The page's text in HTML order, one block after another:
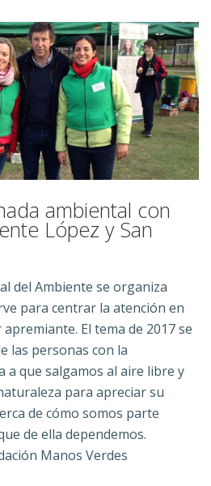
ambiental con
López y San
del Ambiente se organiza
para centrar la atención en
El tema de 2017 se
las personas con la
a que salgamos al aire libre y
para apreciar su
de cómo somos parte
de ella dependemos.
Manos Verdes